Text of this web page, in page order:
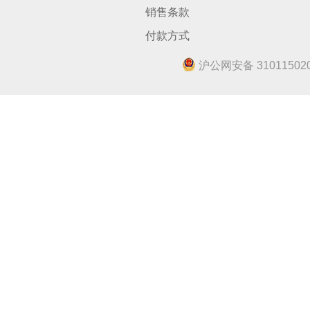
销售条款
付款方式
沪公网安备